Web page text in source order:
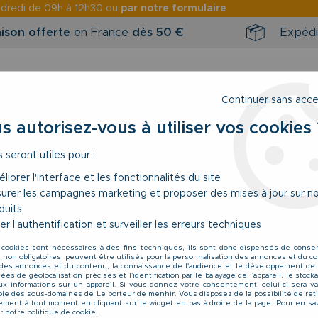
de 09h à 12h30 ou par notre formulaire
offerte en France dès 50 €
Bermuda de Jogging Gris All Size du 2XL au 8XL
Bermuda de
47,96 €TTC au
Valable jusqu'à épuisement
Continuer sans
autorisez-vous à utiliser vos cookies
seront utiles pour :
l'interface et les fonctionnalités du site
les campagnes marketing et proposer des mises à jour sur
l'authentification et surveiller les erreurs techniques
cookies sont nécessaires à des fins techniques, ils sont donc dispensés de
non obligatoires, peuvent être utilisés pour la personnalisation des annonces et du
annonces et du contenu, la connaissance de l'audience et le développement de
de géolocalisation précises et l'identification par le balayage de l'appareil, le
informations sur un appareil. Si vous donnez votre consentement, celui-ci sera
des sous-domaines de Le porteur de menhir. Vous disposez de la possibilité de
à tout moment en cliquant sur le widget en bas à droite de la page. Pour en
notre politique de cookie.